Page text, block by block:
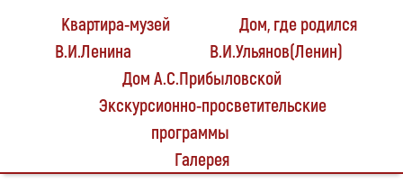
Квартира-музей
В.И.Ленина
Дом, где родился
В.И.Ульянов(Ленин)
Дом А.С.Прибыловской
Экскурсионно-просветительские
программы
Галерея